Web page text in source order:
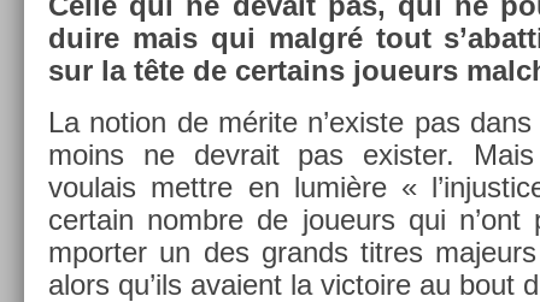
duire mais qui malgré tout
sur la tête de cer­tains joueurs
La no­tion de mérite n’exis­te pas
moins ne de­vrait pas ex­ist­er.
voulais mettre en lumière «
cer­tain nombre de joueurs qui
mport­er un des grands tit­res
alors qu’ils avaient la vic­toire au bout